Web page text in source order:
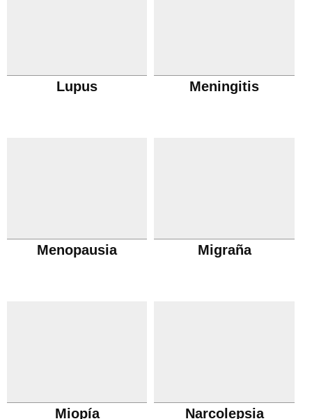
Lupus Meningitis
Menopausia Migraña
Miopía Narcolepsia